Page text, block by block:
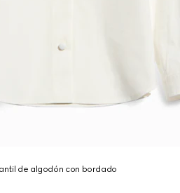
de algodón con bordado